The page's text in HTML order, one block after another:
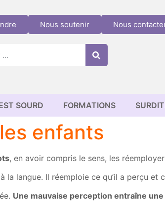
Nous soutenir Nous
SOURD FORMATIONS
enfants
, en avoir compris le sens, les
la langue. Il réemploie ce qu’il a perçu et
Une mauvaise perception entraîne